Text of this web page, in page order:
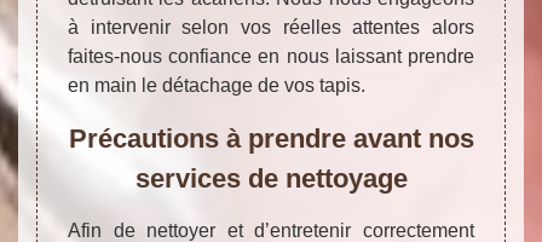
à intervenir selon vos réelles attentes alors
faites-nous confiance en nous laissant prendre
en main le détachage de vos tapis.
Précautions à prendre avant nos
services de nettoyage
Afin de nettoyer et d’entretenir correctement